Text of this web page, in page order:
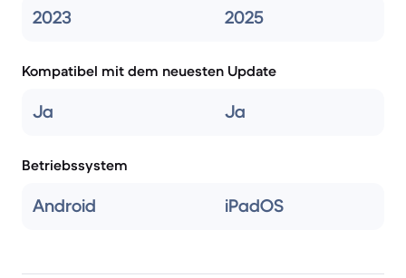
2023 2025
Kompatibel mit dem neuesten Update
Ja Ja
Betriebssystem
Android iPadOS